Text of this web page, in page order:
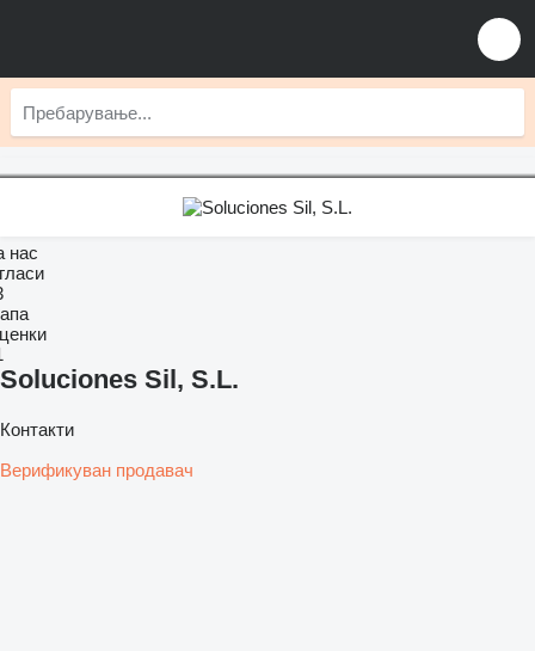
нас
Soluciones Sil, S.L.
Контакти
Верификуван продавач